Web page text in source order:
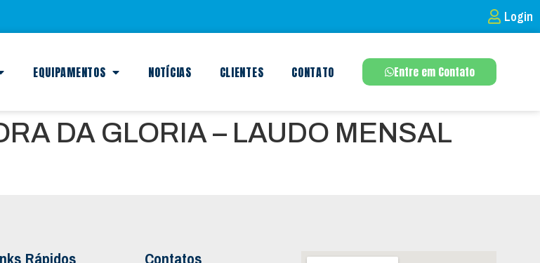
Login
EQUIPAMENTOS NOTÍCIAS CLIENTES CONTATO Entre em Contato
DA GLORIA – LAUDO MENSAL